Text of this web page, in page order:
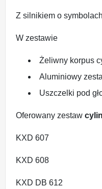
Z silnikiem o
W zestawie
Żeliwny korpus
Aluminiowy
Uszczelki pod
Oferowany zestaw
KXD 607
KXD 608
KXD DB 612